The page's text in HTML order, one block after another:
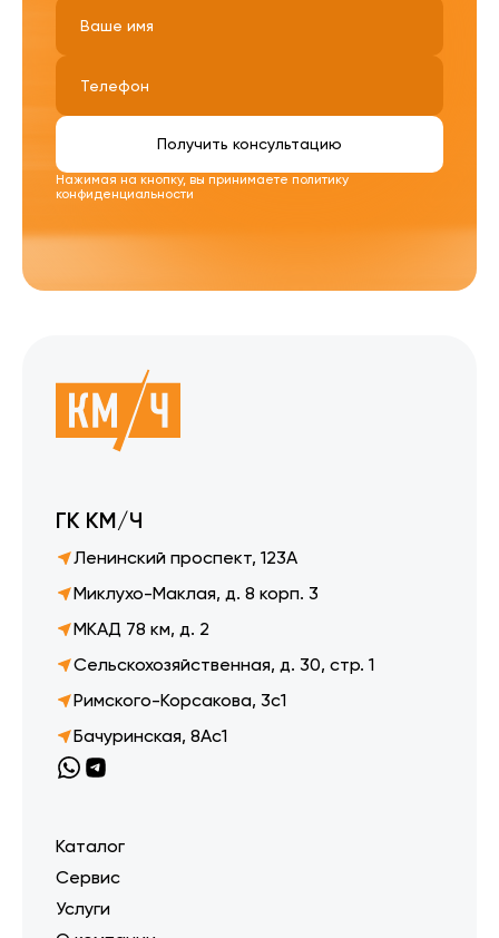
Нажимая на кнопку, вы принимаете политику
конфиденциальности
Получить консультацию
ГК КМ/Ч
Ленинский проспект, 123А
Миклухо-Маклая, д. 8 корп. 3
МКАД 78 км, д. 2
Сельскохозяйственная, д. 30, стр. 1
Римского-Корсакова, 3с1
Бачуринская, 8Ас1
Каталог
Сервис
Услуги